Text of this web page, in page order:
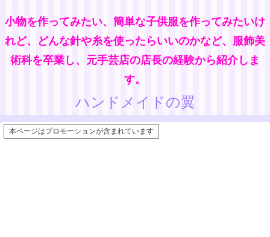
小物を作ってみたい、簡単な子供服を作ってみたいけ
れど、どんな針や糸を使ったらいいのかなど、服飾美
術科を卒業し、元手芸店の店長の経験から紹介しま
す。
ハンドメイドの翼
本ページはプロモーションが含まれています